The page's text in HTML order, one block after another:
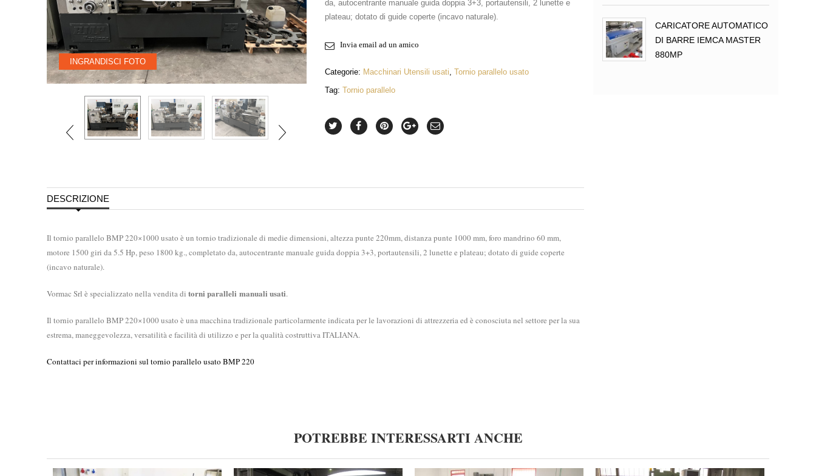
INGRANDISCI FOTO INGRANDISCI FOTO
da, autocentrante manuale guida doppia 3+3, portautensili, 2 lunette e
plateau; dotato di guide coperte (incavo naturale).
Invia email ad un amico
Categorie: Macchinari Utensili usati, Tornio parallelo usato
Tag: Tornio parallelo
DESCRIZIONE
Il tornio parallelo BMP 220×1000 usato è un tornio tradizionale di medie dimensioni, altezza punte 220mm, distanza punte 1000 mm, foro mandrino 60 mm,
motore 1500 giri da 5.5 Hp, peso 1800 kg., completato da, autocentrante manuale guida doppia 3+3, portautensili, 2 lunette e plateau; dotato di guide coperte
(incavo naturale).
Vormac Srl è specializzato nella vendita di torni paralleli manuali usati.
Il tornio parallelo BMP 220×1000 usato è una macchina tradizionale particolarmente indicata per le lavorazioni di attrezzeria ed è conosciuta nel settore per la sua
estrema, maneggevolezza, versatilità e facilità di utilizzo e per la qualità costruttiva ITALIANA.
Contattaci per informazioni sul tornio parallelo usato BMP 220
CARICATORE AUTOMATICO
DI BARRE IEMCA MASTER
880MP
POTREBBE INTERESSARTI ANCHE